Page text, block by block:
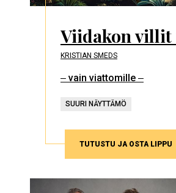
Viidakon villit
KRISTIAN SMEDS
‒ vain viattomille ‒
SUURI NÄYTTÄMÖ
TUTUSTU JA OSTA LIPPU